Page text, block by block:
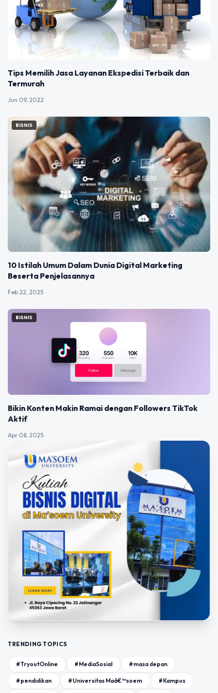
Tips Memilih Jasa Layanan Ekspedisi Terbaik dan
Termurah
Jun 09, 2022
BISNIS
10 Istilah Umum Dalam Dunia Digital Marketing
Beserta Penjelasannya
Feb 22, 2025
BISNIS
Bikin Konten Makin Ramai dengan Followers TikTok
Aktif
Apr 08, 2025
TRENDING TOPICS
#TryoutOnline #MediaSosial #masa depan
#pendidikan #Universitas Maâ€™soem #Kampus